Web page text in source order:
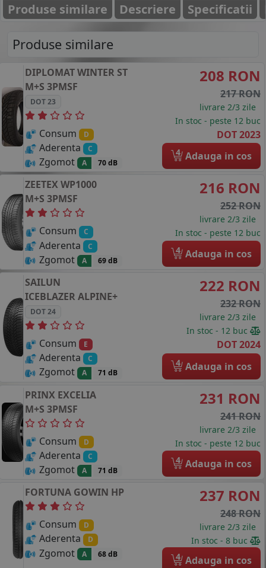
Produse similare Descriere Specificatii
Produse similare
DIPLOMAT WINTER ST
M+S 3PMSF
DOT 23
Consum D
Aderenta C
Zgomot A 70 dB
208 RON
217 RON
livrare 2/3 zile
In stoc - peste 12 buc
DOT 2023
4 Adauga in cos
ZEETEX WP1000
M+S 3PMSF
Consum C
Aderenta C
Zgomot A 69 dB
216 RON
252 RON
livrare 2/3 zile
In stoc - peste 12 buc
4 Adauga in cos
SAILUN
ICEBLAZER ALPINE+
DOT 24
Consum E
Aderenta C
Zgomot A 71 dB
222 RON
232 RON
livrare 2/3 zile
In stoc - 12 buc
DOT 2024
4 Adauga in cos
PRINX EXCELIA
M+S 3PMSF
Consum D
Aderenta C
Zgomot A 71 dB
231 RON
241 RON
livrare 2/3 zile
In stoc - peste 12 buc
4 Adauga in cos
FORTUNA GOWIN HP
Consum D
Aderenta D
Zgomot A 68 dB
237 RON
248 RON
livrare 2/3 zile
In stoc - 8 buc
4 Adauga in cos